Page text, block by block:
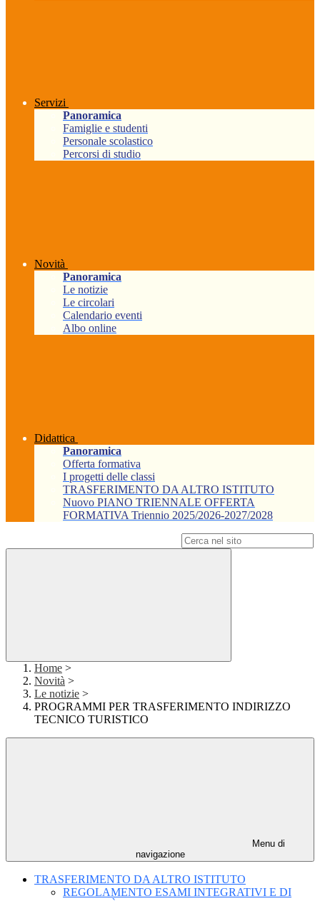
Servizi
Panoramica
Famiglie e studenti
Personale scolastico
Percorsi di studio
Novità
Panoramica
Le notizie
Le circolari
Calendario eventi
Albo online
Didattica
Panoramica
Offerta formativa
I progetti delle classi
TRASFERIMENTO DA ALTRO ISTITUTO
Nuovo PIANO TRIENNALE OFFERTA
FORMATIVA Triennio 2025/2026-2027/2028
Home >
Novità >
Le notizie >
PROGRAMMI PER TRASFERIMENTO INDIRIZZO
TECNICO TURISTICO
Menu di
navigazione
TRASFERIMENTO DA ALTRO ISTITUTO
REGOLAMENTO ESAMI INTEGRATIVI E DI